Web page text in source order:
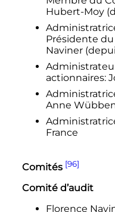
Hubert-Moy
Présidente
Naviner
actionnaires:
Anne
France
Comités [96]
Comité d’audit
Florence